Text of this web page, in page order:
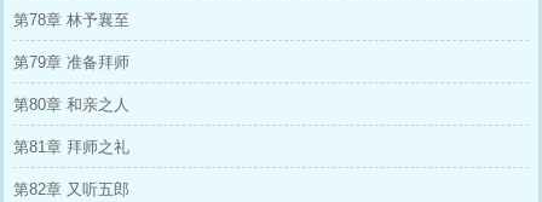
第78章 林予襄至
第79章 准备拜师
第80章 和亲之人
第81章 拜师之礼
第82章 又听五郎